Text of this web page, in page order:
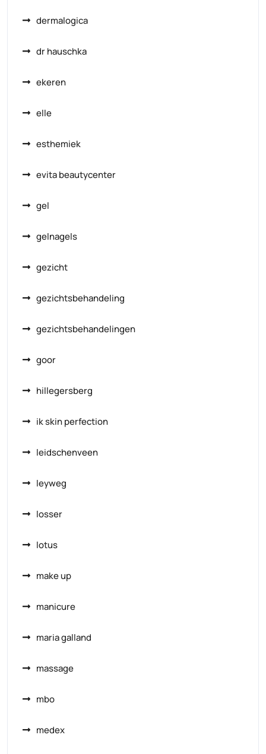
dermalogica
dr hauschka
ekeren
elle
esthemiek
evita beautycenter
gel
gelnagels
gezicht
gezichtsbehandeling
gezichtsbehandelingen
goor
hillegersberg
ik skin perfection
leidschenveen
leyweg
losser
lotus
make up
manicure
maria galland
massage
mbo
medex